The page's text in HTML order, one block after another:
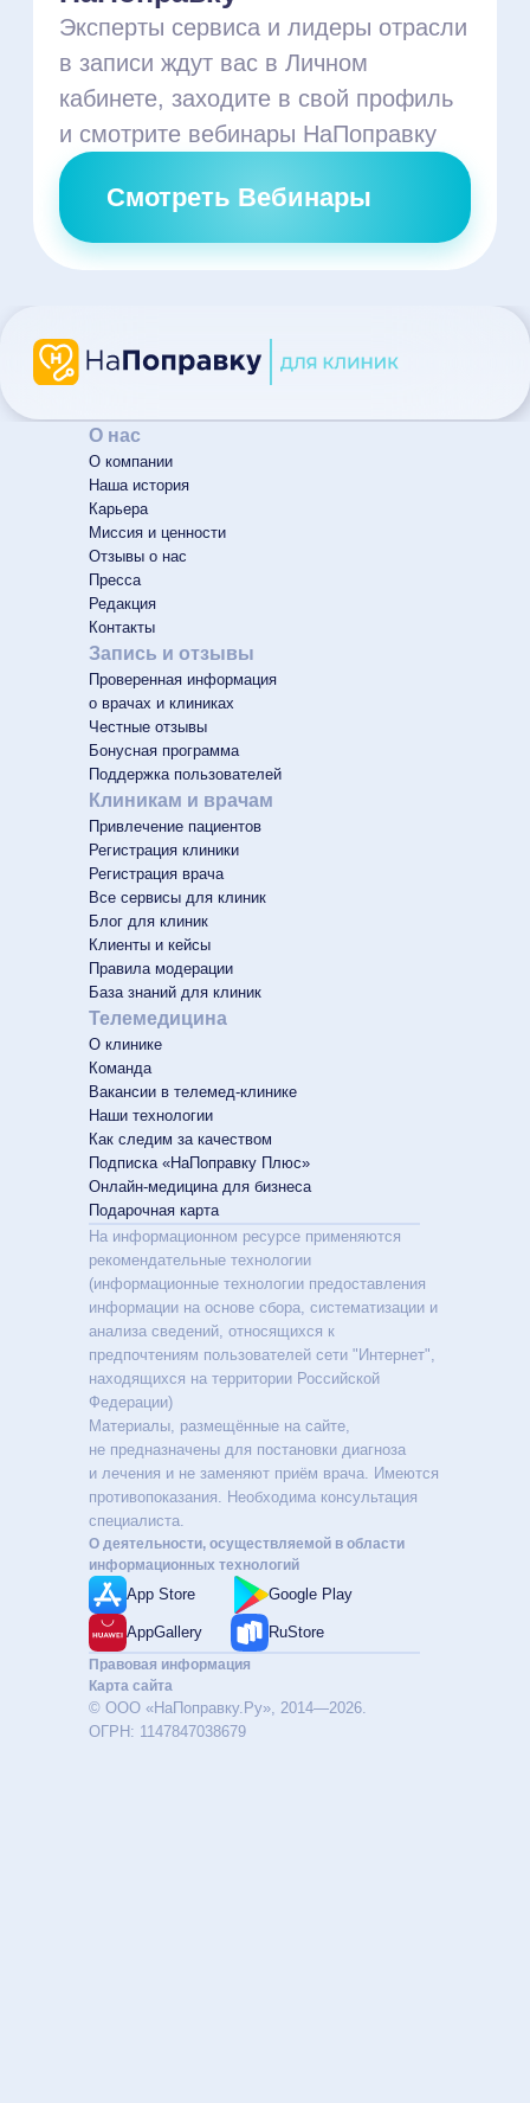
О нас
О компании
Наша история
Карьера
Миссия и ценности
Отзывы о нас
Пресса
Редакция
Контакты
Запись и отзывы
Проверенная информация
о врачах и клиниках
Честные отзывы
Бонусная программа
Поддержка пользователей
Клиникам и врачам
Привлечение пациентов
Регистрация клиники
Регистрация врача
Все сервисы для клиник
Блог для клиник
Клиенты и кейсы
Правила модерации
База знаний для клиник
Телемедицина
О клинике
Команда
Вакансии в телемед-клинике
Наши технологии
Как следим за качеством
Подписка «НаПоправку Плюс»
Онлайн-медицина для бизнеса
Подарочная карта
На информационном ресурсе применяются
рекомендательные технологии
(информационные технологии предоставления
информации на основе сбора, систематизации и
анализа сведений, относящихся к
предпочтениям пользователей сети "Интернет",
находящихся на территории Российской
Федерации)
Материалы, размещённые на сайте,
не предназначены для постановки диагноза
и лечения и не заменяют приём врача. Имеются
противопоказания. Необходима консультация
специалиста.
О деятельности, осуществляемой в области
информационных технологий
App Store Google Play
AppGallery RuStore
© ООО «НаПоправку.Ру», 2014—2026.
ОГРН: 1147847038679
Правовая информация
Карта сайта